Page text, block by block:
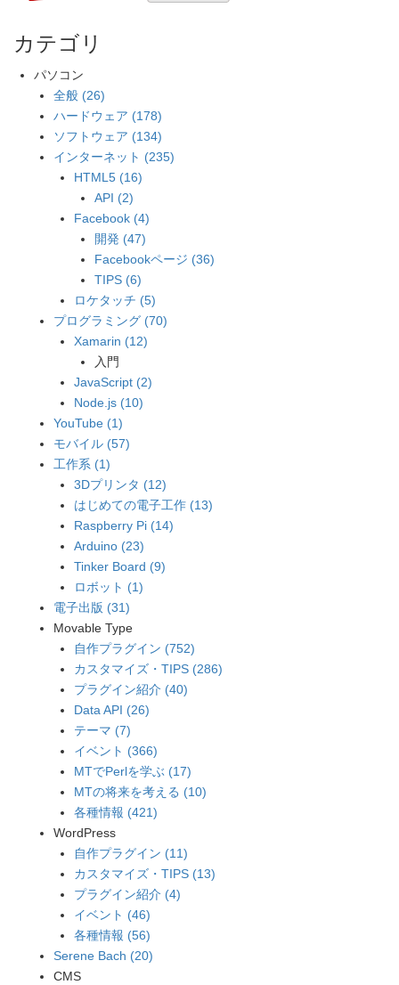
カテゴリ
パソコン
全般 (26)
ハードウェア (178)
ソフトウェア (134)
インターネット (235)
HTML5 (16)
API (2)
Facebook (4)
開発 (47)
Facebookページ (36)
TIPS (6)
ロケタッチ (5)
プログラミング (70)
Xamarin (12)
入門
JavaScript (2)
Node.js (10)
YouTube (1)
モバイル (57)
工作系 (1)
3Dプリンタ (12)
はじめての電子工作 (13)
Raspberry Pi (14)
Arduino (23)
Tinker Board (9)
ロボット (1)
電子出版 (31)
Movable Type
自作プラグイン (752)
カスタマイズ・TIPS (286)
プラグイン紹介 (40)
Data API (26)
テーマ (7)
イベント (366)
MTでPerlを学ぶ (17)
MTの将来を考える (10)
各種情報 (421)
WordPress
自作プラグイン (11)
カスタマイズ・TIPS (13)
プラグイン紹介 (4)
イベント (46)
各種情報 (56)
Serene Bach (20)
CMS